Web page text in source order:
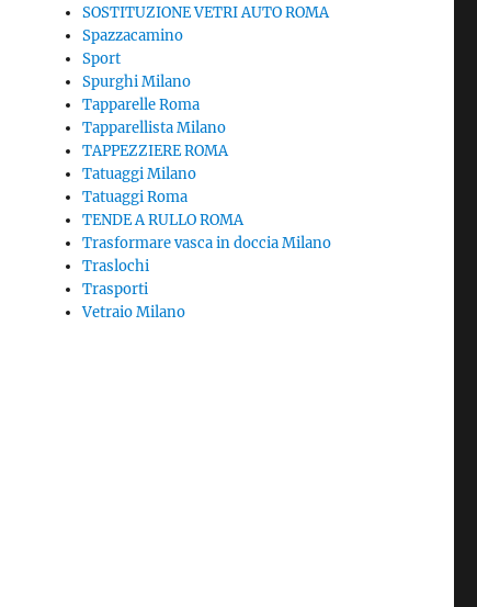
SOSTITUZIONE VETRI AUTO ROMA
Spazzacamino
Sport
Spurghi Milano
Tapparelle Roma
Tapparellista Milano
TAPPEZZIERE ROMA
Tatuaggi Milano
Tatuaggi Roma
TENDE A RULLO ROMA
Trasformare vasca in doccia Milano
Traslochi
Trasporti
Vetraio Milano